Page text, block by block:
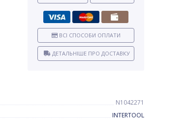
ВСІ СПОСОБИ ОПЛАТИ
ДЕТАЛЬНІШЕ ПРО ДОСТАВКУ
N1042271
INTERTOOL